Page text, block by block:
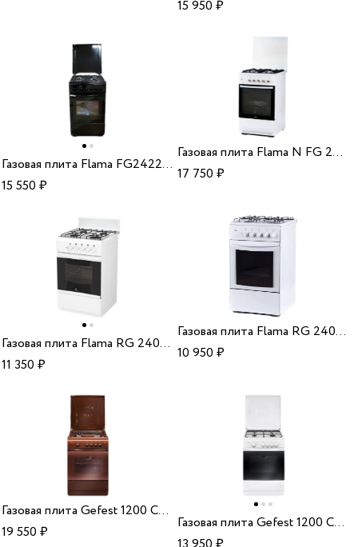
15 950₽
Газовая плита Flama FG24227B (375)
15 550₽
Газовая плита Flama N FG 24239 W (456)
17 750₽
Газовая плита Flama RG 24011 W (030)
11 350₽
Газовая плита Flama RG 24019 W (212)
10 950₽
Газовая плита Gefest 1200 С6 К19
19 550₽
Газовая плита Gefest 1200 С7 К8